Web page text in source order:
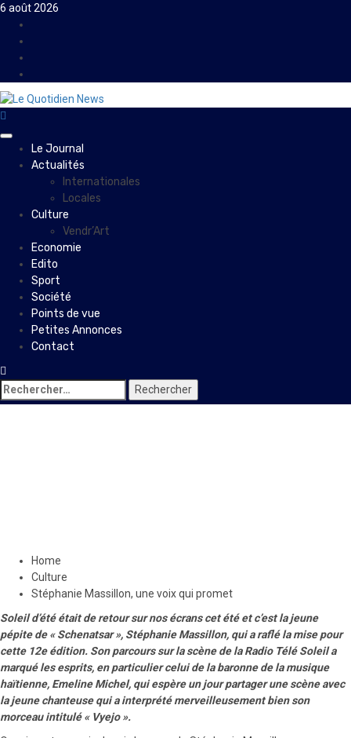
Skip
content
6 août 2026
PrimaryLe Journal
Actualités
Internationales
Locales
Culture
Vendr’Art
Economie
Edito
Sport
Société
Points de vue
Petites Annonces
Contact
Rechercher :
Home
Culture
Stéphanie Massillon, une voix qui promet
Soleil d’été était de retour sur nos écrans cet été et c’est la jeune
pépite de « Schenatsar », Stéphanie Massillon, qui a raflé la mise pour
cette 12e édition. Son parcours sur la scène de la Radio Télé Soleil a
marqué les esprits, en particulier celui de la baronne de la musique
haïtienne, Emeline Michel, qui espère un jour partager une scène avec
la jeune chanteuse qui a interprété merveilleusement bien son
morceau intitulé « Vyejo ».